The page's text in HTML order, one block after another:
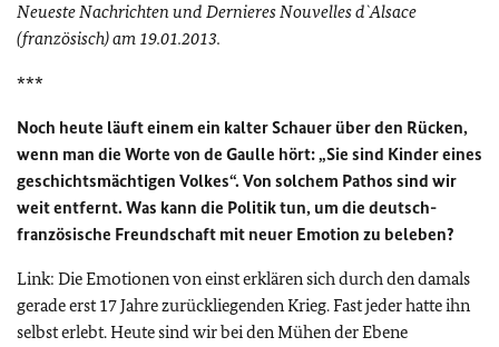
Neueste Nachrichten und Dernieres Nouvelles d`Alsace
(französisch) am 19.01.2013.
***
Noch heute läuft einem ein kalter Schauer über den Rücken,
wenn man die Worte von de Gaulle hört: „Sie sind Kinder eines
geschichtsmächtigen Volkes“. Von solchem Pathos sind wir
weit entfernt. Was kann die Politik tun, um die deutsch-
französische Freundschaft mit neuer Emotion zu beleben?
Link: Die Emotionen von einst erklären sich durch den damals
gerade erst 17 Jahre zurückliegenden Krieg. Fast jeder hatte ihn
selbst erlebt. Heute sind wir bei den Mühen der Ebene